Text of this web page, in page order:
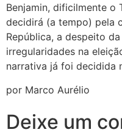
Benjamin, dificilmente o
decidirá (a tempo) pela
República, a despeito
irregularidades na
narrativa já foi decidida
por Marco Aurélio
Deixe um